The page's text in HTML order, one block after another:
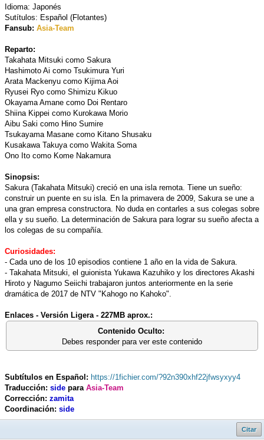
Idioma: Japonés
Sutítulos: Español (Flotantes)
Fansub: Asia-Team
Reparto:
Takahata Mitsuki como Sakura
Hashimoto Ai como Tsukimura Yuri
Arata Mackenyu como Kijima Aoi
Ryusei Ryo como Shimizu Kikuo
Okayama Amane como Doi Rentaro
Shiina Kippei como Kurokawa Morio
Aibu Saki como Hino Sumire
Tsukayama Masane como Kitano Shusaku
Kusakawa Takuya como Wakita Soma
Ono Ito como Kome Nakamura
Sinopsis:
Sakura (Takahata Mitsuki) creció en una isla remota. Tiene un sueño:
construir un puente en su isla. En la primavera de 2009, Sakura se une a
una gran empresa constructora. No duda en contarles a sus colegas sobre
ella y su sueño. La determinación de Sakura para lograr su sueño afecta a
los colegas de su compañía.
Curiosidades:
- Cada uno de los 10 episodios contiene 1 año en la vida de Sakura.
- Takahata Mitsuki, el guionista Yukawa Kazuhiko y los directores Akashi
Hiroto y Nagumo Seiichi trabajaron juntos anteriormente en la serie
dramática de 2017 de NTV "Kahogo no Kahoko".
Enlaces - Versión Ligera - 227MB aprox.:
Contenido Oculto:
Debes responder para ver este contenido
Subtítulos en Español: https://1fichier.com/?92n390xhf22jfwsyxyy4
Traducción: side para Asia-Team
Corrección: zamita
Coordinación: side
Citar